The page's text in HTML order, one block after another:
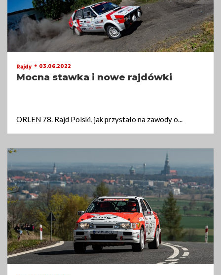
Rajdy 03.06.2022
Mocna stawka i nowe rajdówki
ORLEN 78. Rajd Polski, jak przystało na zawody o...